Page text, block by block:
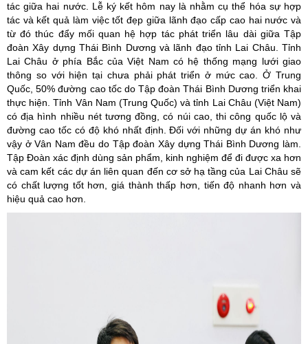
tác giữa hai nước. Lễ ký kết hôm nay là nhằm cụ thể hóa sự hợp
tác và kết quả làm việc tốt đẹp giữa lãnh đạo cấp cao hai nước và
từ đó thúc đẩy mối quan hệ hợp tác phát triển lâu dài giữa Tập
đoàn Xây dựng Thái Bình Dương và lãnh đạo tỉnh Lai Châu. Tỉnh
Lai Châu ở phía Bắc của Việt Nam có hệ thống mạng lưới giao
thông so với hiện tại chưa phải phát triển ở mức cao. Ở Trung
Quốc, 50% đường cao tốc do Tập đoàn Thái Bình Dương triển khai
thực hiện. Tỉnh Vân Nam (Trung Quốc) và tỉnh Lai Châu (Việt Nam)
có địa hình nhiều nét tương đồng, có núi cao, thi công quốc lộ và
đường cao tốc có độ khó nhất định. Đối với những dự án khó như
vậy ở Vân Nam đều do Tập đoàn Xây dựng Thái Bình Dương làm.
Tập Đoàn xác định dùng sản phẩm, kinh nghiệm để đi được xa hơn
và cam kết các dự án liên quan đến cơ sở hạ tầng của Lai Châu sẽ
có chất lượng tốt hơn, giá thành thấp hơn, tiến độ nhanh hơn và
hiệu quả cao hơn.